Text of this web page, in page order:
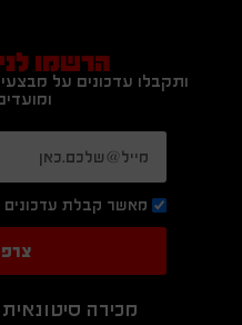
הרשמו
ותקבלו עדכונים על
מאשר קבלת עדכונים
מכירה